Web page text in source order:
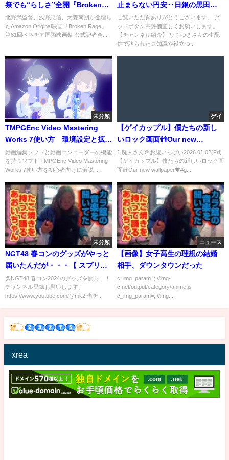
祭でも“らしさ”全開『Broken
Rage』 第81回ベネチア国際映画
祭 公式記者会見＆レッドカーペ
ット
北野武監督、浅野忠信、大森南朋が登壇し
たAmazon Original映画『Broken Rage』
第81回ベネチア国際映画祭 公式記者会...
止まらない円安‥日銀の黒田総
裁が"値上げ許容"発言撤回謝罪
するも値上げを許容した理由
【渡辺努教授/経済/円高/消費者/
ご覧いただきありがとうございます。 グ
ッドボタン高評価宜しくお願いします。
【チャンネル紹介】 ひろゆきさんの生配
信で語られた豆知識や役立つ...
未分類
TMPGEnc Video Mastering
Works 7使い方 環境設定と拡張
子mov
動画編集ソフトと動画エンコーダーの機能
を持つソフト TMPGEnc Video Mastering
Works 7使い方を初心者向けに解説 ...
ゲイ
【ゲイカップル】僕たちの新し
いロック画面👬Our new
wallpaper🖤#gaycouple #ゲイ
カップル #カップルの日常
1:廃人さん＠お腹いっぱい2026.01.02(Fri)
【ゲイカップル】僕たちの新しいロック画
面👬Our new wallpaper🖤#g...
未分類
NGT48 春コンのグッズがやっと
届いたんだが・・・【 スプリン
グコンサート 2024 本間日陽 卒
業 コンサート 】
@NGT48 春コン2024のグッズを開封！！
チャンネル登録お願いします！
https://www.youtube.com/@mk2 当チ...
ニュース
【画像】女子高生の理想の結婚
相手、ダウンタウンだった
c_img_param=; //img-
c.net/output/category/anime.js
c_img_param=; //img...
xrea